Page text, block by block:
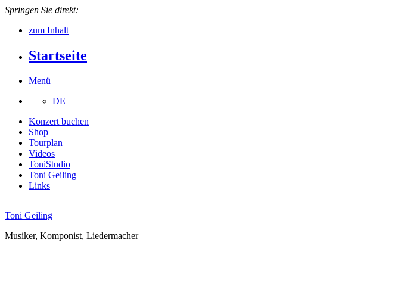
Springen Sie direkt:
zum Inhalt
Startseite
Menü
DE
Konzert buchen
Shop
Tourplan
Videos
ToniStudio
Toni Geiling
Links
Toni Geiling
Musiker, Komponist, Liedermacher